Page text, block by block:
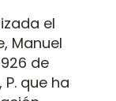
el
Manuel
de
que ha